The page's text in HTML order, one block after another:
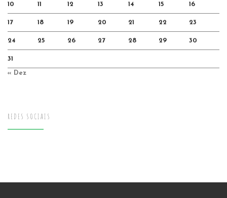
10 11 12 13 14 15 16
17 18 19 20 21 22 23
24 25 26 27 28 29 30
31
« Dez
REDES SOCIAIS